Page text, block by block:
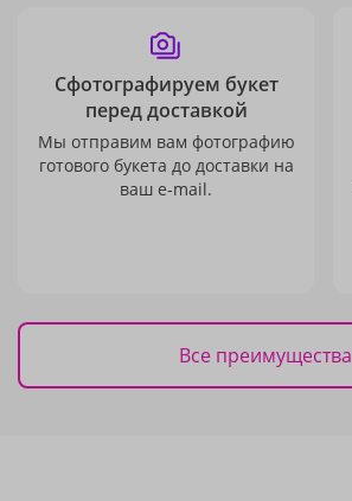
Сфотографируем букет
перед доставкой
Мы отправим вам фотографию
готового букета до доставки на
ваш e-mail.
Все преимущества